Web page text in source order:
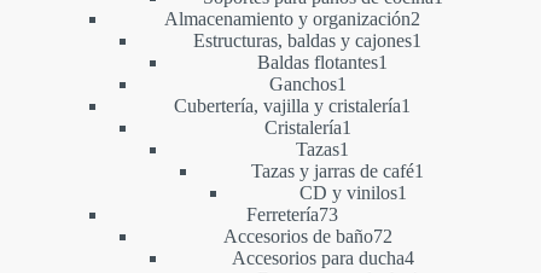
Almacenamiento y organización2
Estructuras, baldas y cajones1
Baldas flotantes1
Ganchos1
producto
Cubertería, vajilla y cristalería1
Cristalería1
Tazas1
producto
Tazas y jarras de café1
CD y vinilos1
Ferretería7373
productos
Accesorios de baño7272
productos
Accesorios para ducha44